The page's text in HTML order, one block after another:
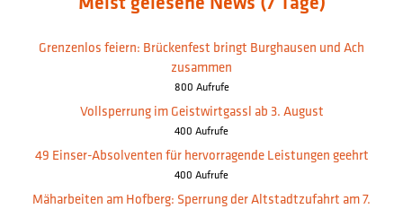
Grenzenlos feiern: Brückenfest bringt Burghausen und Ach
zusammen
800 Aufrufe
Vollsperrung im Geistwirtgassl ab 3. August
400 Aufrufe
49 Einser-Absolventen für hervorragende Leistungen geehrt
400 Aufrufe
Mäharbeiten am Hofberg: Sperrung der Altstadtzufahrt am 7.